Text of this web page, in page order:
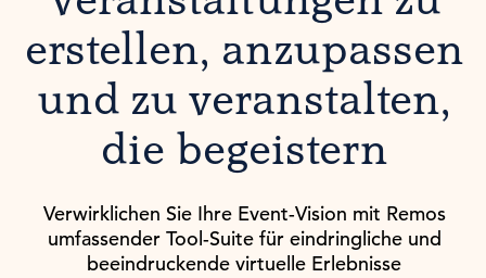
erstellen, anzupassen
und zu veranstalten,
die begeistern
Verwirklichen Sie Ihre Event-Vision mit Remos
umfassender Tool-Suite für eindringliche und
beeindruckende virtuelle Erlebnisse